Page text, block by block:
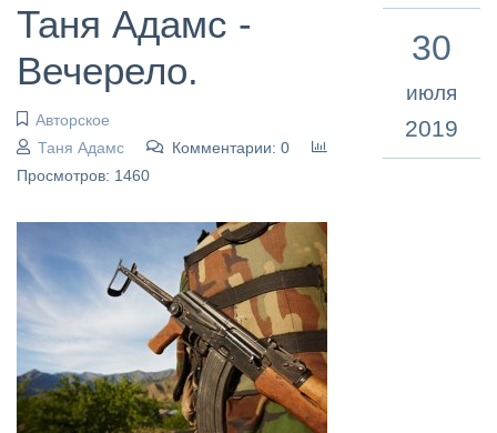
Таня Адамс -
Вечерело.
Авторское
Таня Адамс
Комментарии: 0
Просмотров: 1460
30
июля
2019